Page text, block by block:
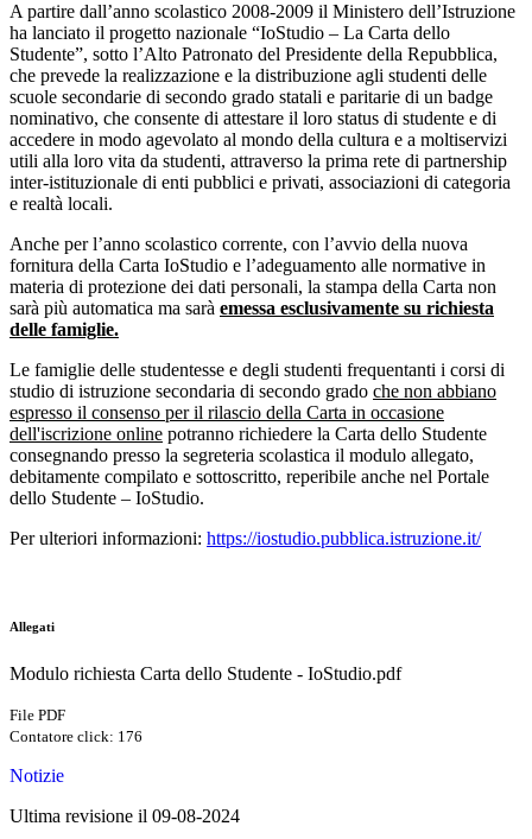
A partire dall’anno scolastico 2008-2009 il Ministero dell’Istruzione
ha lanciato il progetto nazionale “IoStudio – La Carta dello
Studente”, sotto l’Alto Patronato del Presidente della Repubblica,
che prevede la realizzazione e la distribuzione agli studenti delle
scuole secondarie di secondo grado statali e paritarie di un badge
nominativo, che consente di attestare il loro status di studente e di
accedere in modo agevolato al mondo della cultura e a moltiservizi
utili alla loro vita da studenti, attraverso la prima rete di partnership
inter-istituzionale di enti pubblici e privati, associazioni di categoria
e realtà locali.
Anche per l’anno scolastico corrente, con l’avvio della nuova
fornitura della Carta IoStudio e l’adeguamento alle normative in
materia di protezione dei dati personali, la stampa della Carta non
sarà più automatica ma sarà emessa esclusivamente su richiesta
delle famiglie.
Le famiglie delle studentesse e degli studenti frequentanti i corsi di
studio di istruzione secondaria di secondo grado che non abbiano
espresso il consenso per il rilascio della Carta in occasione
dell'iscrizione online potranno richiedere la Carta dello Studente
consegnando presso la segreteria scolastica il modulo allegato,
debitamente compilato e sottoscritto, reperibile anche nel Portale
dello Studente – IoStudio.
Per ulteriori informazioni: https://iostudio.pubblica.istruzione.it/
Allegati
Modulo richiesta Carta dello Studente - IoStudio.pdf
File PDF
Contatore click: 176
Notizie
Ultima revisione il 09-08-2024